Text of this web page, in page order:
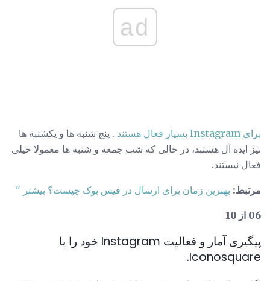
ad
برای Instagram بسیار فعال هستند
. پنج شنبه ها و یکشنبه ها
نیز ایده آل هستند، در حالی که شب جمعه و شنبه ها معمولا خیلی
فعال نیستند.
مرتبط: بهترین زمان برای ارسال در فیس بوک چیست؟ بیشتر "
06 از 10
پیگیری آمار و فعالیت Instagram خود را با
Iconosquare.